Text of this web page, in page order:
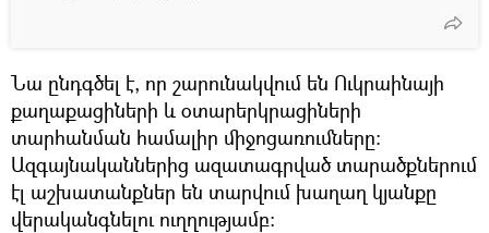
Նա ընդգծել է, որ շարունակվում են Ուկրաինայի
քաղաքացիների և օտարերկրացիների
տարհանման համալիր միջոցառումները։
Ազգայնականներից ազատագրված տարածքներում
էլ աշխատանքներ են տարվում խաղաղ կյանքը
վերականգնելու ուղղությամբ։